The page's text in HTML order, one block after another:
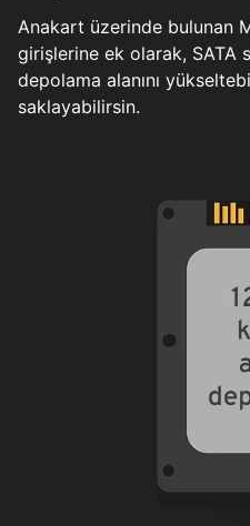
Anakart üzerinde bulunan
girişlerine ek olarak, SATA
depolama alanını
saklayabilirsin.